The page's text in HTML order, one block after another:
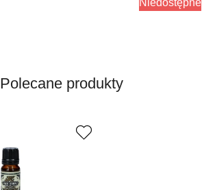
Niedostępne
Polecane produkty